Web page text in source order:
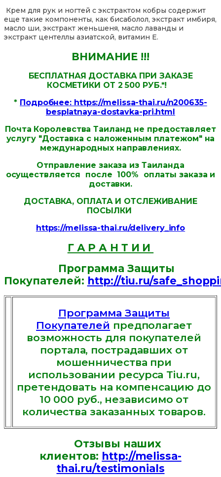
Крем для рук и ногтей с экстрактом кобры содержит
еще такие компоненты, как бисаболол, экстракт имбиря,
масло ши, экстракт женьшеня, масло лаванды и
экстракт центеллы азиатской, витамин E.
ВНИМАНИЕ !!!
БЕСПЛАТНАЯ ДОСТАВКА ПРИ ЗАКАЗЕ
КОСМЕТИКИ ОТ 2 500 РУБ.*!
* Подробнее: https://melissa-thai.ru/n200635-
besplatnaya-dostavka-pri.html
Почта Королевства Таиланд не предоставляет
услугу "Доставка с наложенным платежом" на
международных направлениях.
Отправление заказа из Таиланда
осуществляется после 100% оплаты заказа и
доставки.
ДОСТАВКА, ОПЛАТА И ОТСЛЕЖИВАНИЕ
ПОСЫЛКИ
https://melissa-thai.ru/delivery_info
Г А Р А Н Т И И
Программа Защиты
Покупателей: http://tiu.ru/
Программа Защиты
Покупателей предполагает
возможность для покупателей
портала, пострадавших от
мошенничества при
использовании ресурса Tiu.ru,
претендовать на компенсацию до
10 000 руб., независимо от
количества заказанных товаров.
Отзывы наших
клиентов: http://melissa-
thai.ru/testimonials